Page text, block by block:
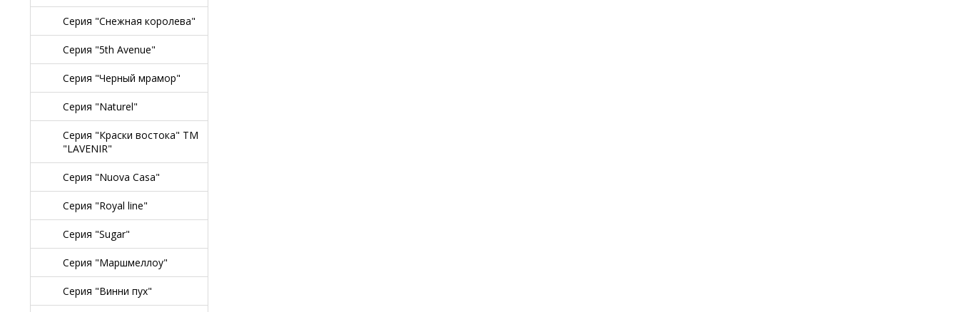
Серия "Снежная королева"
Серия "5th Avenue"
Серия "Черный мрамор"
Серия "Naturel"
Серия "Краски востока" TM
"LAVENIR"
Серия "Nuova Casa"
Серия "Royal line"
Серия "Sugar"
Серия "Маршмеллоу"
Серия "Винни пух"